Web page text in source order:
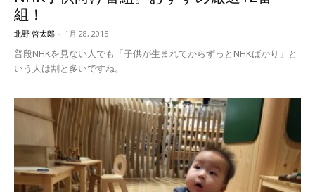
組！
北野 啓太郎 - 1月 28, 2015
普段NHKを見ない人でも「子供が生まれてからずっとNHKばかり」と
いう人は割と多いですね。